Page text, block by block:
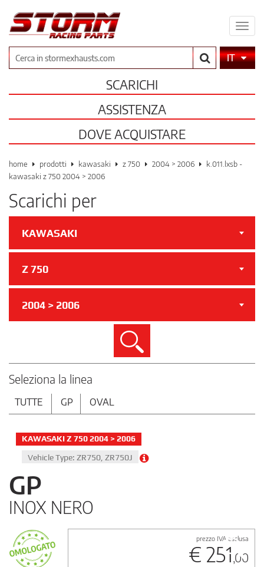
il
CercaIT
SCARICHI
ASSISTENZA
DOVE ACQUISTARE
home prodotti kawasaki z 750 2004 > 2006
k.011.lxsb -
kawasaki z 750 2004 > 2006
Scarichi per
KAWASAKI
Z 750
2004 > 2006
Cerca
Seleziona la linea
TUTTE GP OVAL
KAWASAKI Z 750 2004 > 2006
Vehicle Type: ZR750, ZR750J
GP
INOX NERO
prezzo IVA esclusa
€ 251,00